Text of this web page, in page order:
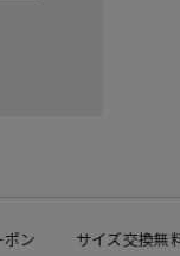
サイズ交換無料